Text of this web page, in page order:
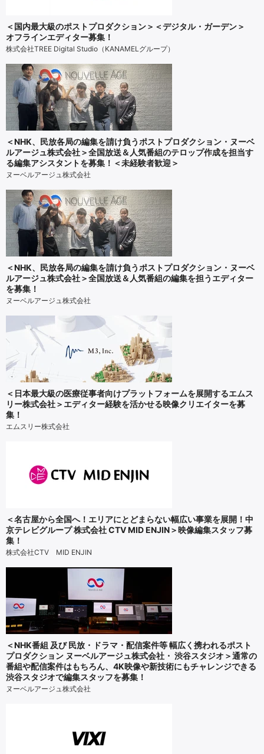
＜国内最大級のポストプロダクション＞＜デジタル・ガーデン＞
オフラインエディター募集！
株式会社TREE Digital Studio（KANAMELグループ）
＜NHK、民放各局の編集を請け負うポストプロダクション・ヌーベ
ルアージュ株式会社＞全国放送＆人気番組のテロップ作成を担当す
る編集アシスタントを募集！＜未経験者歓迎＞
ヌーベルアージュ株式会社
＜NHK、民放各局の編集を請け負うポストプロダクション・ヌーベ
ルアージュ株式会社＞全国放送＆人気番組の編集を担うエディター
を募集！
ヌーベルアージュ株式会社
＜日本最大級の医療従事者向けプラットフォームを展開するエムス
リー株式会社＞エディター経験を活かせる映像クリエイターを募
集！
エムスリー株式会社
＜名古屋から全国へ！エリアにとどまらない幅広い事業を展開！中
京テレビグループ 株式会社 CTV MID ENJIN＞映像編集スタッフ募
集！
株式会社CTV MID ENJIN
＜NHK番組 及び 民放・ドラマ・配信案件等 幅広く携われるポスト
プロダクション ヌーベルアージュ株式会社・ 渋谷スタジオ＞通常の
番組や配信案件はもちろん、4K映像や新技術にもチャレンジできる
渋谷スタジオで編集スタッフを募集！
ヌーベルアージュ株式会社